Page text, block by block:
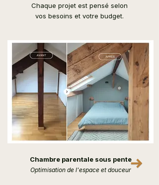
Chaque projet est pensé selon
vos besoins et votre budget.
Chambre parentale sous pente
Optimisation de l'espace et douceur